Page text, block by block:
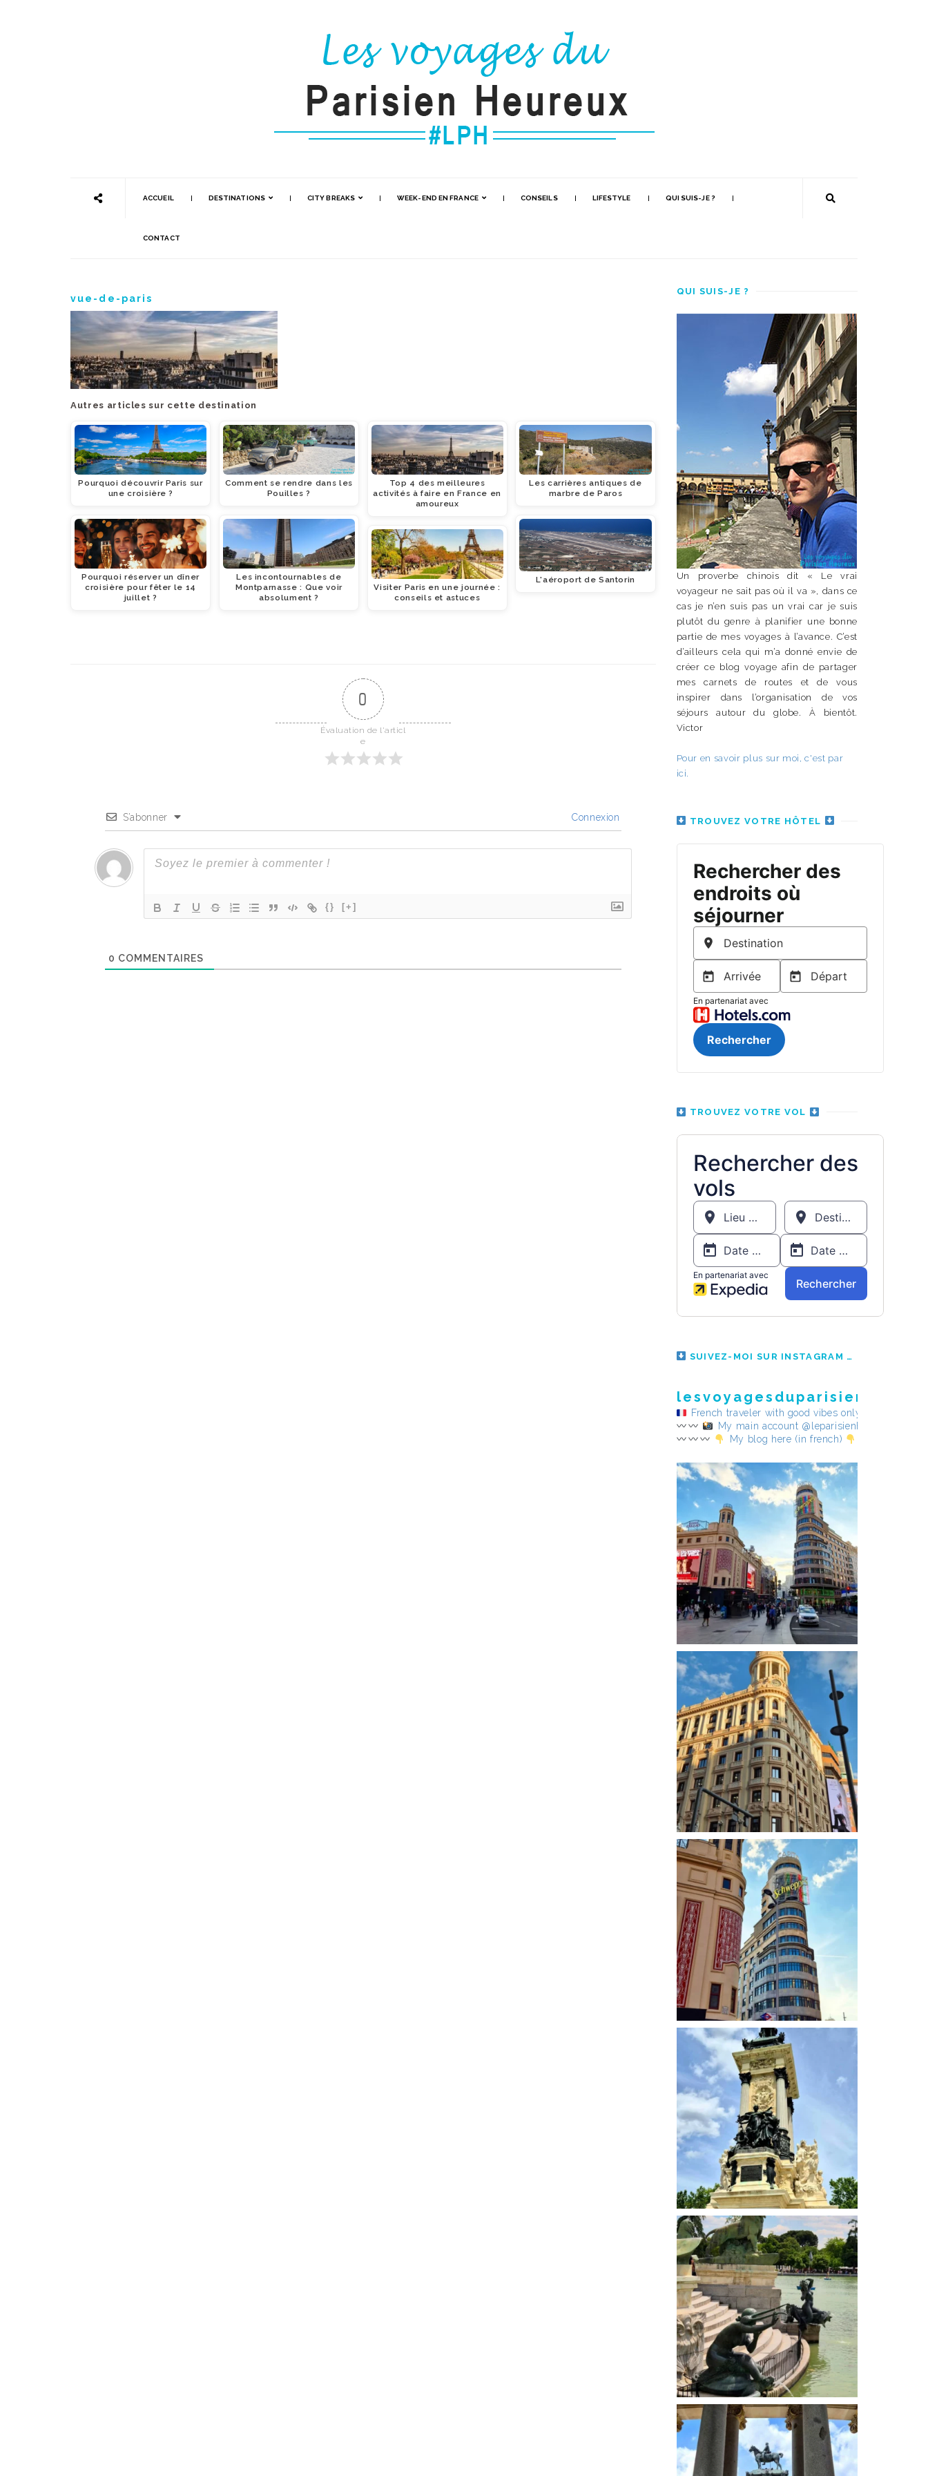
ACCUEIL DESTINATIONS CITY BREAKS WEEK-END EN FRANCE CONSEILS LIFESTYLE QUI SUIS-JE ?
CONTACT
vue-de-paris
Autres articles sur cette destination
Pourquoi découvrir Paris sur
une croisière ?
Pourquoi réserver un dîner
croisière pour fêter le 14
juillet ?
Comment se rendre dans les
Pouilles ?
Les incontournables de
Montparnasse : Que voir
absolument ?
Top 4 des meilleures
activités à faire en France en
amoureux
Visiter Paris en une journée :
conseils et astuces
Les carrières antiques de
marbre de Paros
L'aéroport de Santorin
0
Évaluation de l'articl
e
S’abonner Connexion
{} [+]
0 COMMENTAIRES
QUI SUIS-JE ?
Un proverbe chinois dit « Le vrai
voyageur ne sait pas où il va », dans ce
cas je n’en suis pas un vrai car je suis
plutôt du genre à planifier une bonne
partie de mes voyages à l’avance. C’est
d’ailleurs cela qui m’a donné envie de
créer ce blog voyage afin de partager
mes carnets de routes et de vous
inspirer dans l’organisation de vos
séjours autour du globe. À bientôt.
Victor
Pour en savoir plus sur moi, c'est par
ici.
TROUVEZ VOTRE HÔTEL
TROUVEZ VOTRE VOL
SUIVEZ-MOI SUR INSTAGRAM
French traveler with good vibes only
My main account @leparisienheureux
My blog here (in french)